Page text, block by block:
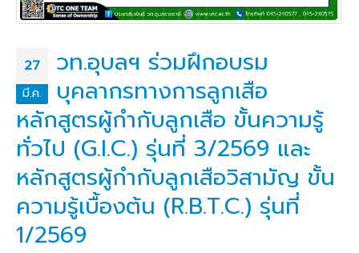
27
มี.ค.
วท.อุบลฯ ร่วมฝึกอบรม
บุคลากรทางการลูกเสือ
หลักสูตรผู้กำกับลูกเสือ ขั้นความรู้
ทั่วไป (G.I.C.) รุ่นที่ 3/2569 และ
หลักสูตรผู้กำกับลูกเสือวิสามัญ ขั้น
ความรู้เบื้องต้น (R.B.T.C.) รุ่นที่
1/2569